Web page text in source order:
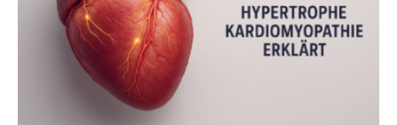
als Biomarker für die Wahl der passenden Therapie
dienen könnte. Darmkrebs zählt weltweit zu den
häufigsten Krebsarten und stellt…